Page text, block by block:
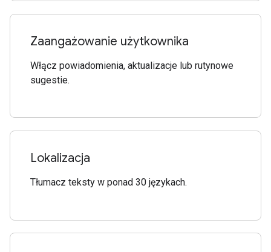
Zaangażowanie użytkownika
Włącz powiadomienia, aktualizacje lub rutynowe
sugestie.
Lokalizacja
Tłumacz teksty w ponad 30 językach.